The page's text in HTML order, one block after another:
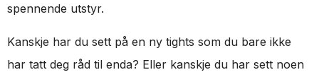
spennende utstyr.
Kanskje har du sett på en ny tights som du bare ikke
har tatt deg råd til enda? Eller kanskje du har sett noen